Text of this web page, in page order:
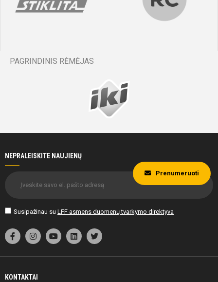
PAGRINDINIS RĖMĖJAS
NEPRALEISKITE NAUJIENŲ
Susipažinau su LFF asmens duomenų tvarkymo direktyva
Prenumeruoti
KONTAKTAI